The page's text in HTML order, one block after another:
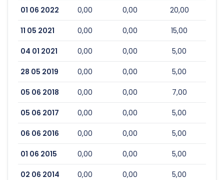
01 06 2022 0,00 0,00 20,00
11 05 2021 0,00 0,00 15,00
04 01 2021 0,00 0,00 5,00
28 05 2019 0,00 0,00 5,00
05 06 2018 0,00 0,00 7,00
05 06 2017 0,00 0,00 5,00
06 06 2016 0,00 0,00 5,00
01 06 2015 0,00 0,00 5,00
02 06 2014 0,00 0,00 5,00